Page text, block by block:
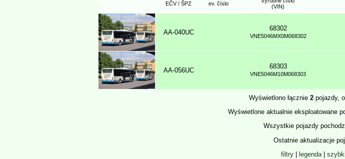
EČV / ŠPZ ev. číslo
(VIN)
AA-040UC
68302
VNE5046MX0M068302
AA-056UC
68303
VNE5046M10M068303
Wyświetlono łącznie 2 pojazdy,
Wyświetlone aktualnie eksploatowane
Wszystkie pojazdy
Ostatnie aktualizacje
filtry| legenda|